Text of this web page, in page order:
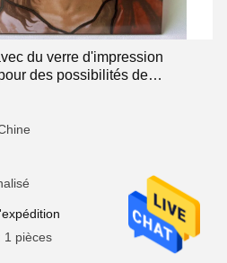
du verre d'impression
des possibilités de
1 pièces